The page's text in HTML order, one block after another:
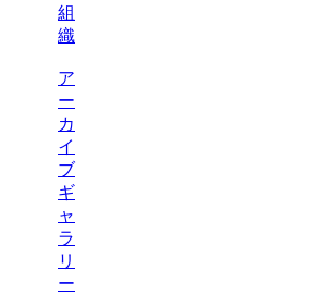
組
織
ア
ー
カ
イ
ブ
ギ
ャ
ラ
リ
ー